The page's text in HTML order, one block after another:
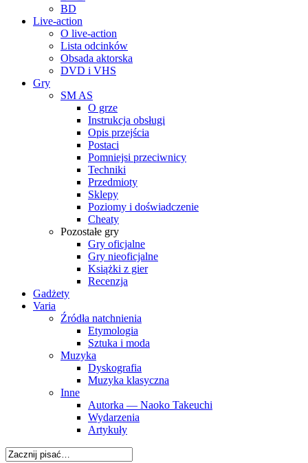
BD
Live-action
O live-action
Lista odcinków
Obsada aktorska
DVD i VHS
Gry
SM AS
O grze
Instrukcja obsługi
Opis przejścia
Postaci
Pomniejsi przeciwnicy
Techniki
Przedmioty
Sklepy
Poziomy i doświadczenie
Cheaty
Pozostałe gry
Gry oficjalne
Gry nieoficjalne
Książki z gier
Recenzja
Gadżety
Varia
Źródła natchnienia
Etymologia
Sztuka i moda
Muzyka
Dyskografia
Muzyka klasyczna
Inne
Autorka — Naoko Takeuchi
Wydarzenia
Artykuły